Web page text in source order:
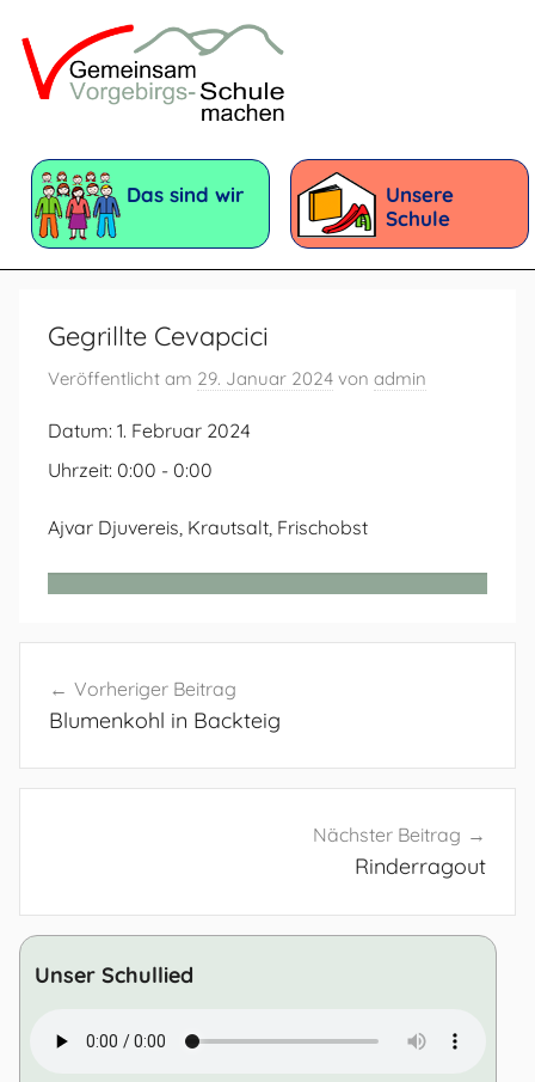
Inhalt
springen
Vorgebirgsschule
mit
dem
Förderschwerpunkt:
Das sind wir
Unsere
Schule
Gegrillte Cevapcici
Veröffentlicht am 29. Januar 2024 von admin
Datum: 1. Februar 2024
Uhrzeit: 0:00 - 0:00
Ajvar Djuvereis, Krautsalt, Frischobst
Vorheriger Beitrag
Blumenkohl in Backteig
Nächster Beitrag
Rinderragout
Unser Schullied